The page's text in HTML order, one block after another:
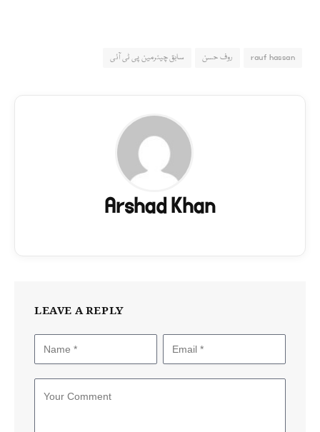
rauf hassan روف حسن سابق چیئرمین پی ٹی آئی
Arshad Khan
LEAVE A REPLY